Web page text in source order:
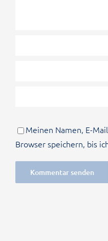
Meinen Namen, E-
Browser speichern, bis